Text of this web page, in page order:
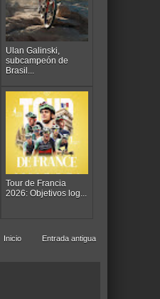
Ulan Galinski,
subcampeón de
Brasil...
Tour de Francia
2026: Objetivos log...
Entrada antigua
Inicio